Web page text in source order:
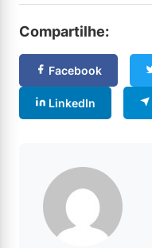
Compartilhe:
Facebook
LinkedIn